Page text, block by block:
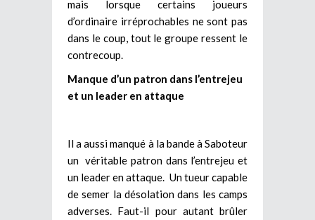
mais lorsque certains joueurs
d’ordinaire irréprochables ne sont pas
dans le coup, tout le groupe ressent le
contrecoup.
Manque d’un patron dans l’entrejeu
et un leader en attaque
Il a aussi manqué à la bande à Saboteur
un véritable patron dans l’entrejeu et
un leader en attaque. Un tueur capable
de semer la désolation dans les camps
adverses. Faut-il pour autant brûler